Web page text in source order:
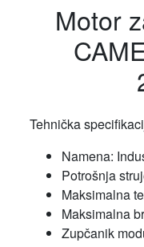
Motor
Tehnička
Namena:
Potrošnja
Maksimalna
Maksimalna
Zupčanik